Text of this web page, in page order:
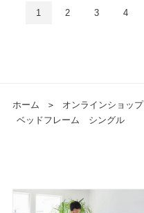
1 2 3 4
ホーム ＞ オンラインショップ
ベッドフレーム シングル